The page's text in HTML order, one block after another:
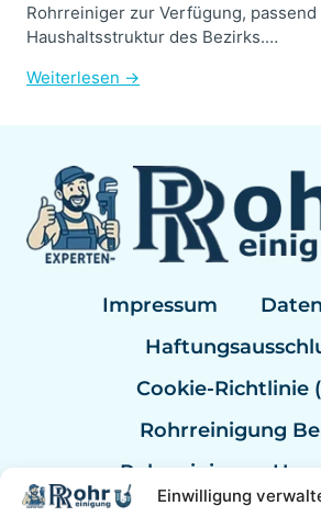
Einwilligung
Rohrreiniger zur Verfügung, passend
Haushaltsstruktur des Bezirks.…
Weiterlesen →
Impressum
Cookie-Richtlinie
Rohrreinigung
Rohrreinigung
Rohrreinigung